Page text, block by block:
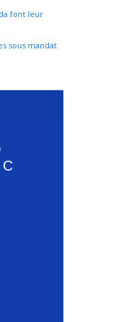
font leur
sous mandat
C